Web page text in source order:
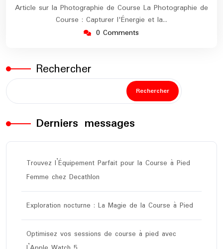
Article sur la Photographie de Course La Photographie de
Course : Capturer l'Énergie et la…
0 Comments
Rechercher
Rechercher
Derniers messages
Trouvez l’Équipement Parfait pour la Course à Pied
Femme chez Decathlon
Exploration nocturne : La Magie de la Course à Pied
Optimisez vos sessions de course à pied avec